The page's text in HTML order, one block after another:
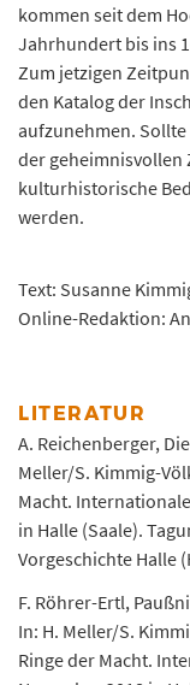
kommen seit dem
Jahrhundert bis ins
Zum jetzigen
den Katalog der
aufzunehmen.
der geheimnisvollen
kulturhistorische
werden.
Text: Susanne
Online-Redaktion:
LITERATUR
A. Reichenberger,
Meller/S. Kimmig-
Macht.
in Halle (Saale).
Vorgeschichte Halle
F. Röhrer-Ertl,
In: H. Meller/S.
Ringe der Macht.